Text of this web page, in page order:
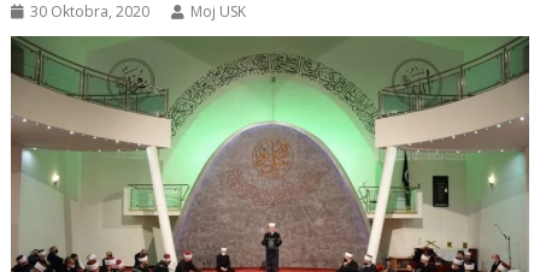
30 Oktobra, 2020 Moj USK